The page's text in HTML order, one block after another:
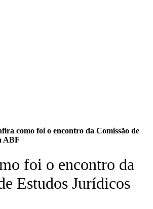
como foi o encontro da Comissão de
ABF
foi o encontro da
Estudos Jurídicos